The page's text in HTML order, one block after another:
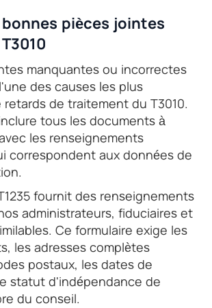
pièces jointes
manquantes ou incorrectes
des causes les plus
de traitement du T3010.
tous les documents à
les renseignements
correspondent aux données de
fournit des renseignements
administrateurs, fiduciaires et
Ce formulaire exige les
les adresses complètes
postaux, les dates de
statut d'indépendance de
du conseil.